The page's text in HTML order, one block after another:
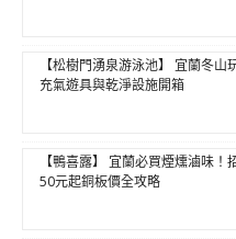
【松樹門湧泉游泳池】 宜蘭冬山
充氣遊具與乾淨設施開箱
【鴨喜露】 宜蘭必買煙燻滷味
50元起銅板價全攻略